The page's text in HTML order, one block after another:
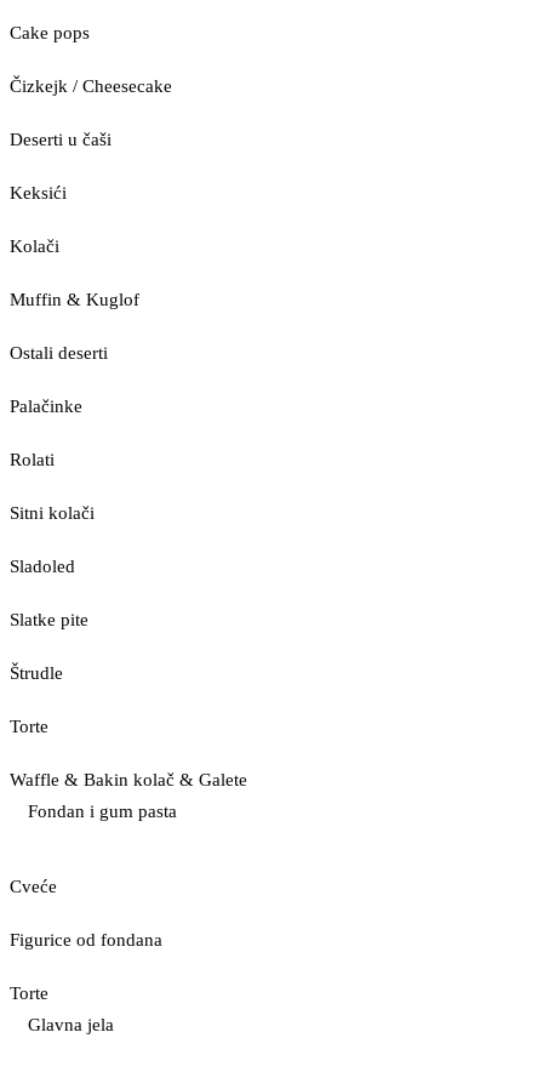
Cake pops
Čizkejk / Cheesecake
Deserti u čaši
Keksići
Kolači
Muffin & Kuglof
Ostali deserti
Palačinke
Rolati
Sitni kolači
Sladoled
Slatke pite
Štrudle
Torte
Waffle & Bakin kolač & Galete
Fondan i gum pasta
Cveće
Figurice od fondana
Torte
Glavna jela